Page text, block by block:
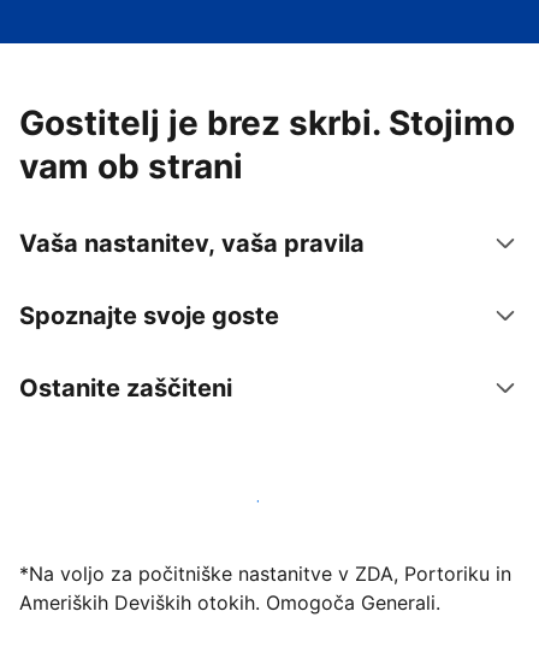
Gostitelj je brez skrbi. Stojimo
vam ob strani
Vaša nastanitev, vaša pravila
Spoznajte svoje goste
Ostanite zaščiteni
Danes ponudite nastanitev prek naše platforme
*Na voljo za počitniške nastanitve v ZDA, Portoriku in
Ameriških Deviških otokih. Omogoča Generali.